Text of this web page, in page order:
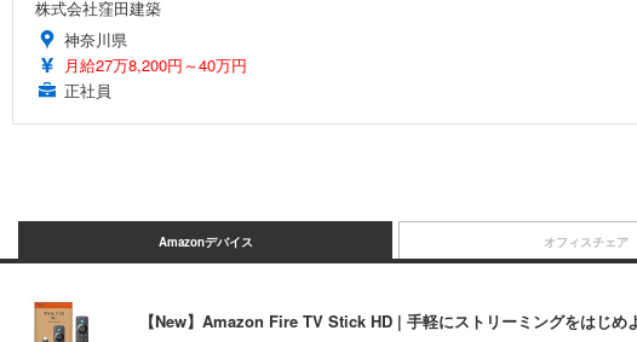
株式会社窪田建築
神奈川県
月給27万8,200円～40万円
正社員
Amazonデバイス
【New】Amazon Fire TV Stick HD | 手軽にストリーミングをはじ
オフィスチェア